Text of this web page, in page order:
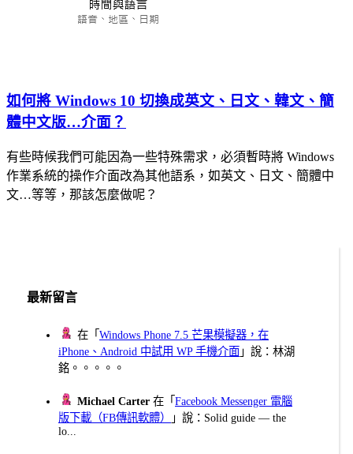
如何將 Windows 10 切換成英文、日文、韓文、簡
體中文版…介面？
有些時候我們可能因為一些特殊需求，必須暫時將 Windows
作業系統的操作介面改為其他語系，如英文、日文、簡體中
文…等等，那該怎麼做呢？
最新留言
在「Windows Phone 7.5 芒果模擬器，在
iPhone、Android 中試用 WP 手機介面 」說：林湖
銘。。。。。
Michael Carter 在「Facebook Messenger 電腦
版下載（FB傳訊軟體）
」說：Solid guide — the
lo...